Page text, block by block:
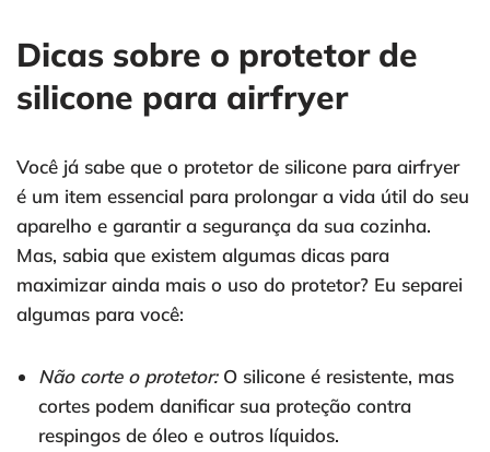
Dicas sobre o protetor de
silicone para airfryer
Você já sabe que o protetor de silicone para airfryer
é um item essencial para prolongar a vida útil do seu
aparelho e garantir a segurança da sua cozinha.
Mas, sabia que existem algumas dicas para
maximizar ainda mais o uso do protetor? Eu separei
algumas para você:
Não corte o protetor:O silicone é resistente, mas
cortes podem danificar sua proteção contra
respingos de óleo e outros líquidos.